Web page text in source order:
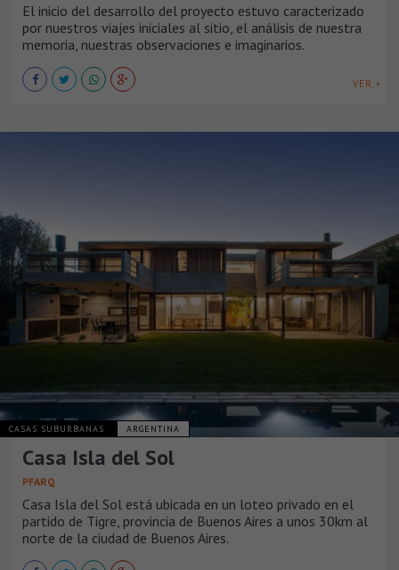
El inicio del desarrollo del proyecto estuvo caracterizado
por nuestros viajes iniciales al sitio, el análisis de nuestra
memoria, nuestras observaciones e imaginarios.
VER +
CASAS SUBURBANAS ARGENTINA
Casa Isla del Sol
PFARQ
Casa Isla del Sol está ubicada en un loteo privado en el
partido de Tigre, provincia de Buenos Aires a unos 30km al
norte de la ciudad de Buenos Aires.